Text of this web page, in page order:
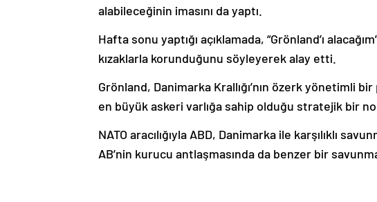
alabileceğinin imasını da yaptı.
Hafta sonu yaptığı açıklamada, “Grönland’ı
kızaklarla korunduğunu söyleyerek alay etti.
Grönland, Danimarka Krallığı’nın özerk yönetimli bir
en büyük askeri varlığa sahip olduğu stratejik bir
NATO aracılığıyla ABD, Danimarka ile karşılıklı
AB’nin kurucu antlaşmasında da benzer bir